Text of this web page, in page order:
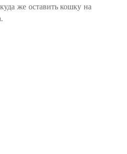
же оставить кошку на